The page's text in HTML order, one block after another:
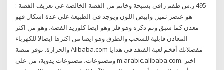
495 ر.س طقم راقي بسبحة وخاتم من الفضة الخالصة عي تعريف الفضة :
هو عنصر ثمين وابيض اللون ويوجد في الطبيعة على عدة اشكال فهو
معدن كما سبق وتم ذكره وهو فلز وهو ايضا كلوريد الفضة، وهو من اكثر
المعادن قابلية للسحب والطرق وهو ايضا من اكثرها ايصالا للكهرباء
والحرارة. توفر منصة Alibaba.com مفضلاتك أفخم لعبة القنفذ في هدايا
ومصنوعات، مصنوعات يدوية، من على m.arabic.alibaba.com. اختر